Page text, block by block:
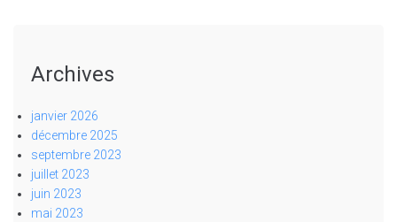
Archives
janvier 2026
décembre 2025
septembre 2023
juillet 2023
juin 2023
mai 2023